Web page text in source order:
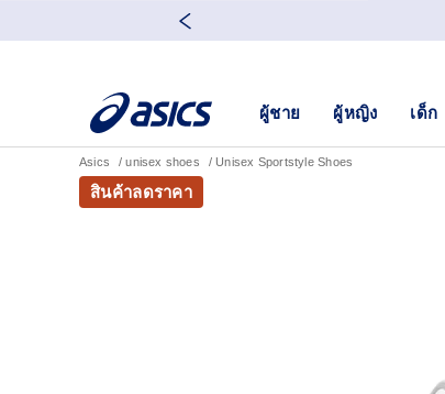
ผู้ชาย ผู้หญิง เด็ก
Asics unisex shoes Unisex Sportstyle Shoes
สินค้าลดราคา